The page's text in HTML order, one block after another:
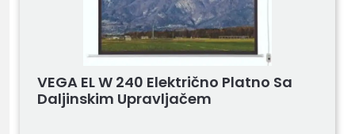
VEGA EL W 240 Električno Platno Sa
Daljinskim Upravljačem